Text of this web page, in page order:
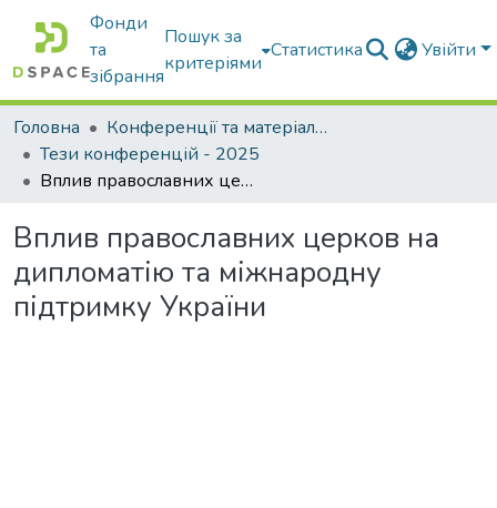
Фонди
та
зібрання
Пошук за
критеріями
Статистика Увійти
Головна
Конференції та матеріали конференцій
Тези конференцій - 2025
Вплив православних церков на дипломатію та міжнародну підтримку України
Вплив православних церков на
дипломатію та міжнародну
підтримку України